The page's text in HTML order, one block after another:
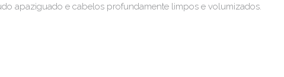
apaziguado e cabelos profundamente limpos e volumizados.